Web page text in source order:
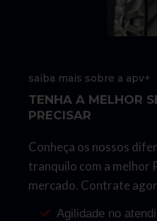
saiba mais sobre a apv+
TENHA A MELHOR
PRECISAR
Conheça os nossos
tranquilo com a melhor
mercado. Contrate
Agilidade no